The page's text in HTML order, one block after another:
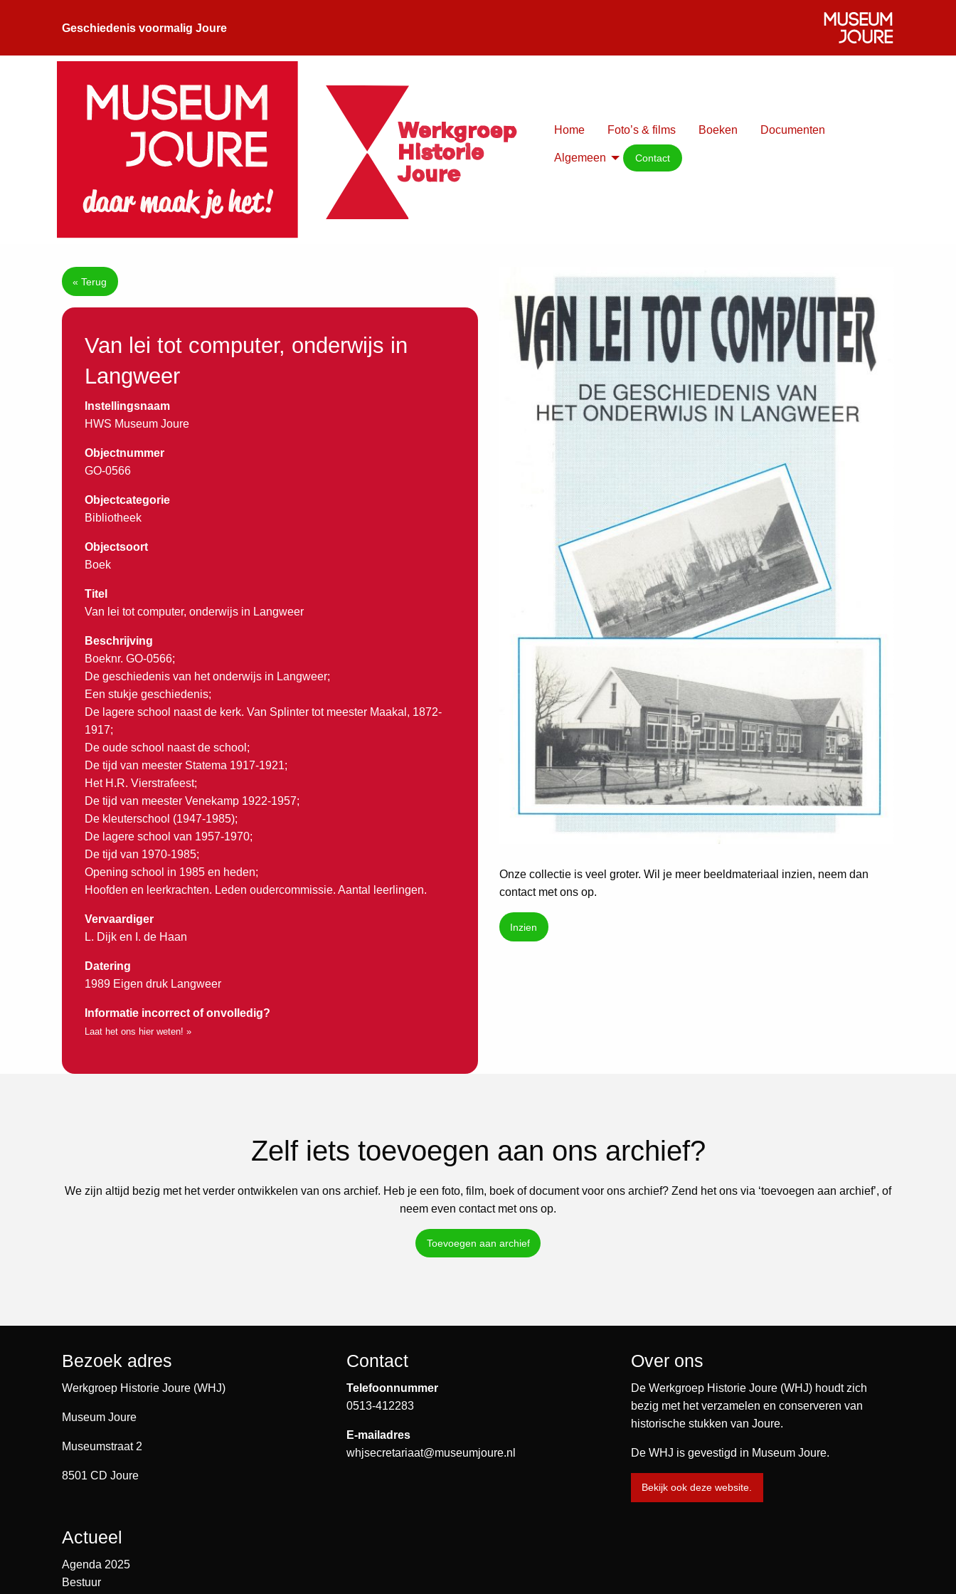
Geschiedenis voormalig Joure
Home Foto’s & films Boeken Documenten
Algemeen Contact
« Terug
Van lei tot computer, onderwijs in
Langweer
Instellingsnaam
HWS Museum Joure
Objectnummer
GO-0566
Objectcategorie
Bibliotheek
Objectsoort
Boek
Titel
Van lei tot computer, onderwijs in Langweer
Beschrijving
Boeknr. GO-0566;
De geschiedenis van het onderwijs in Langweer;
Een stukje geschiedenis;
De lagere school naast de kerk. Van Splinter tot meester Maakal, 1872-
1917;
De oude school naast de school;
De tijd van meester Statema 1917-1921;
Het H.R. Vierstrafeest;
De tijd van meester Venekamp 1922-1957;
De kleuterschool (1947-1985);
De lagere school van 1957-1970;
De tijd van 1970-1985;
Opening school in 1985 en heden;
Hoofden en leerkrachten. Leden oudercommissie. Aantal leerlingen.
Vervaardiger
L. Dijk en I. de Haan
Datering
1989 Eigen druk Langweer
Informatie incorrect of onvolledig?
Laat het ons hier weten! »
Onze collectie is veel groter. Wil je meer beeldmateriaal inzien, neem dan
contact met ons op.
Inzien
Zelf iets toevoegen aan ons archief?
We zijn altijd bezig met het verder ontwikkelen van ons archief. Heb je een foto, film, boek of document voor ons archief? Zend het ons via ‘toevoegen aan archief’, of
neem even contact met ons op.
Toevoegen aan archief
Bezoek adres
Werkgroep Historie Joure (WHJ)
Museum Joure
Museumstraat 2
8501 CD Joure
Contact
Telefoonnummer
0513-412283
E-mailadres
whjsecretariaat@museumjoure.nl
Over ons
De Werkgroep Historie Joure (WHJ) houdt zich
bezig met het verzamelen en conserveren van
historische stukken van Joure.
De WHJ is gevestigd in Museum Joure.
Bekijk ook deze website.
Actueel
Agenda 2025
Bestuur